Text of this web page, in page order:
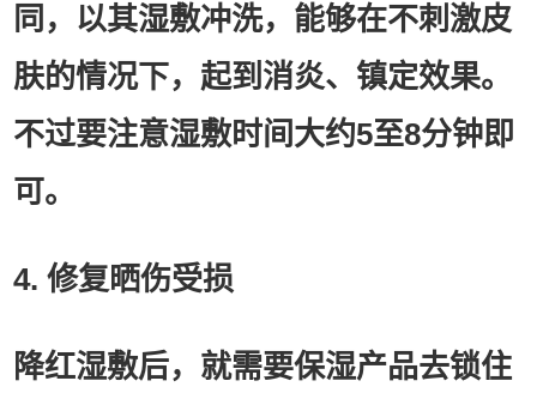
同，以其湿敷冲洗，能够在不刺激皮
肤的情况下，起到消炎、镇定效果。
不过要注意湿敷时间大约5至8分钟即
可。
4. 修复晒伤受损
降红湿敷后，就需要保湿产品去锁住